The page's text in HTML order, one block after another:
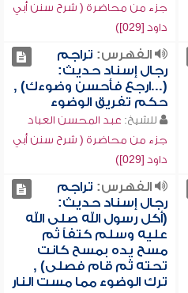
جزء من محاضرة ( شرح سنن أبي
داود [029])
الفهرس: تراجم
رجال إسناد حديث:
(...ارجع فأحسن وضوءك) ,
حكم تفريق الوضوء
للشيخ: عبد المحسن العباد
جزء من محاضرة ( شرح سنن أبي
داود [029])
الفهرس: تراجم
رجال إسناد حديث:
(أكل رسول الله صلى الله
عليه وسلم كتفاً ثم
مسح يده بمسح كانت
تحته ثم قام فصلى) ,
ترك الوضوء مما مست النار